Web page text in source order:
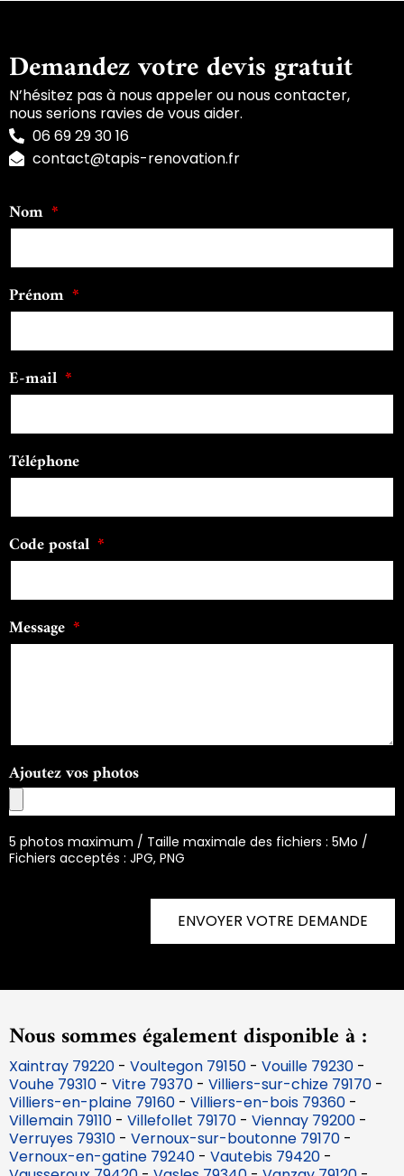
Demandez votre devis gratuit
N’hésitez pas à nous appeler ou nous contacter,
nous serions ravies de vous aider.
06 69 29 30 16
contact@tapis-renovation.fr
Nom
Prénom
E-mail
Téléphone
Code postal
Message
Ajoutez vos photos
5 photos maximum / Taille maximale des fichiers : 5Mo /
Fichiers acceptés : JPG, PNG
ENVOYER VOTRE DEMANDE
Nous sommes également disponible à :
Xaintray 79220 - Voultegon 79150 - Vouille 79230 -
Vouhe 79310 - Vitre 79370 - Villiers-sur-chize 79170 -
Villiers-en-plaine 79160 - Villiers-en-bois 79360 -
Villemain 79110 - Villefollet 79170 - Viennay 79200 -
Verruyes 79310 - Vernoux-sur-boutonne 79170 -
Vernoux-en-gatine 79240 - Vautebis 79420 -